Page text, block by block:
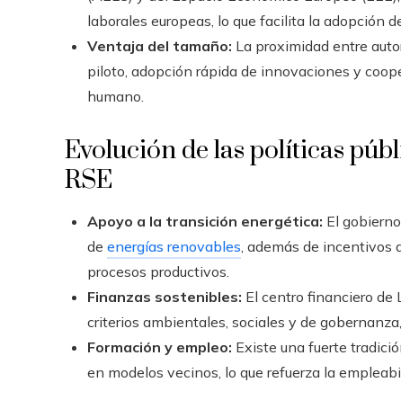
laborales europeas, lo que facilita la adopción
Ventaja del tamaño: La proximidad entre
piloto, adopción rápida de innovaciones y
humano.
Evolución de las políticas
RSE
Apoyo a la transición energética: El
de energías renovables , además de
procesos productivos.
Finanzas sostenibles: El centro financiero de
criterios ambientales, sociales y de
Formación y empleo: Existe una fuerte
en modelos vecinos, lo que refuerza la